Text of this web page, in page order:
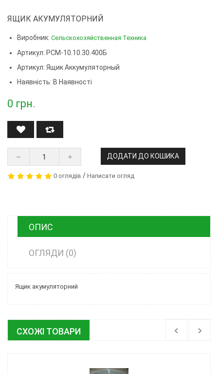
ЯЩИК АКУМУЛЯТОРНИЙ
Виробник: Сельскохозяйственная Техника
Артикул: РСМ-10.10.30.400Б
Артикул: Ящик Аккумуляторный
Наявність: В Наявності
0 грн.
ДОДАТИ ДО КОШИКА
0 оглядів / Написати огляд
ОПИС
ОГЛЯДИ (0)
Ящик акумуляторний
СХОЖІ ТОВАРИ